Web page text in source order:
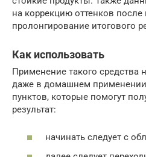
на коррекцию оттенков
пролонгирование итогового
Как использовать
Применение такого средства
даже в домашнем
пунктов, которые помогут
результат:
начинать следует с